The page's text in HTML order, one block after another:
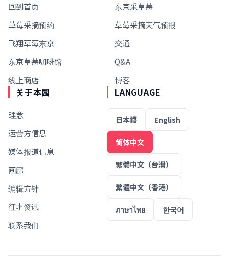
回到首页
草莓采摘预约
飞翔草莓东京
东京草莓咖啡馆
线上商店
东京采草莓
草莓采摘天气预报
交通
Q&A
博客
关于本园
理念
运营方信息
媒体报道信息
画廊
编辑方针
征才资讯
联系我们
LANGUAGE
日本語 English
简体中文
繁體中文（台灣）
繁體中文（香港）
ภาษาไทย 한국어